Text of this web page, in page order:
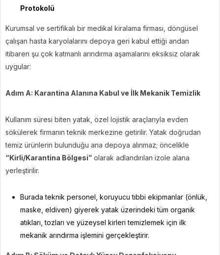
Protokolü
Kurumsal ve sertifikalı bir medikal kiralama firması, döngüsel
çalışan hasta karyolalarını depoya geri kabul ettiği andan
itibaren şu çok katmanlı arındırma aşamalarını eksiksiz olarak
uygular:
Adım A: Karantina Alanına Kabul ve İlk Mekanik Temizlik
Kullanım süresi biten yatak, özel lojistik araçlarıyla evden
sökülerek firmanın teknik merkezine getirilir. Yatak doğrudan
temiz ürünlerin bulunduğu ana depoya alınmaz; öncelikle
“Kirli/Karantina Bölgesi” olarak adlandırılan izole alana
yerleştirilir.
Burada teknik personel, koruyucu tıbbi ekipmanlar (önlük,
maske, eldiven) giyerek yatak üzerindeki tüm organik
atıkları, tozları ve yüzeysel kirleri temizlemek için ilk
mekanik arındırma işlemini gerçekleştirir.